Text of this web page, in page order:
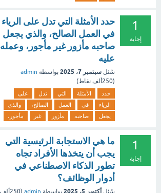
1
إجابة
حدد الأمثلة التي تدل على الرياء
في العمل الصالح، والذي يجعل
صاحبه مأزور غير مأجور، وعمله
عليه
سُئل سبتمبر 7، 2025 بواسطة admin
(250ألف نقاط)
حدد الأمثلة التي تدل
على
الرياء
في العمل الصالح،
والذي
يجعل
صاحبه مأزور غير مأجور،
1
إجابة
ما هي الاستجابة الرئيسية التي
يجب أن يتخذها الأفراد تجاه
تطور الذكاء الاصطناعي في
أدوار الوظائف؟
سُئل أكتوبر 5، 2025 بواسطة admin
(250ألف